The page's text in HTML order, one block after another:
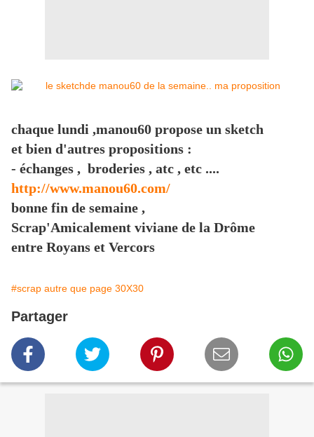
chaque lundi ,manou60 propose un sketch
et bien d'autres propositions :
- échanges , broderies , atc , etc ....
http://www.manou60.com/
bonne fin de semaine ,
Scrap'Amicalement viviane de la Drôme
entre Royans et Vercors
#scrap autre que page 30X30
Partager